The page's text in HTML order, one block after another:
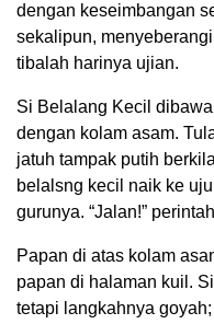
dengan keseimbangan
sekalipun,
tibalah harinya ujian.
Si Belalang Kecil
dengan kolam asam.
jatuh tampak putih
belalsng kecil naik ke
gurunya. “Jalan!”
Papan di atas kolam
papan di halaman kuil.
tetapi langkahnya